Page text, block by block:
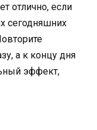
отлично, если
сегодняшних
а к концу дня
эффект,